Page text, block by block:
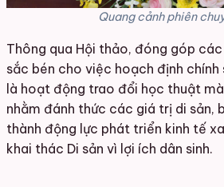
Quang cảnh phiên
Thông qua Hội thảo, đóng góp
sắc bén cho việc hoạch định
là hoạt động trao đổi học thuật
nhằm đánh thức các giá trị di sản,
thành động lực phát triển kinh tế
khai thác Di sản vì lợi ích dân sinh.